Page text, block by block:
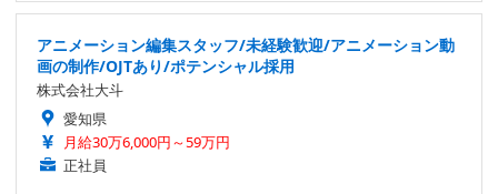
アニメーション編集スタッフ/未経験歓迎/アニメーション動
画の制作/OJTあり/ポテンシャル採用
株式会社大斗
愛知県
月給30万6,000円～59万円
正社員